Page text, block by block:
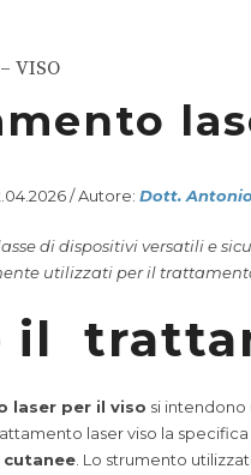
VISO
/ Autore: Dott.
di dispositivi versatili e
utilizzati per il
il
laser per il viso si intendono
laser viso la
cutanee . Lo strumento